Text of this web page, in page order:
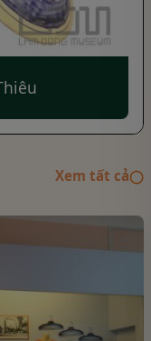
Xem tất cả◯